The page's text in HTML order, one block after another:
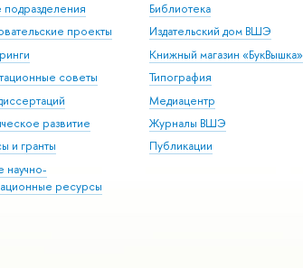
подразделения
проекты
советы
развитие
и гранты
научно-
ресурсы
Библиотека
Издательский дом ВШЭ
Книжный магазин «БукВышка»
Типография
Медиацентр
Журналы ВШЭ
Публикации